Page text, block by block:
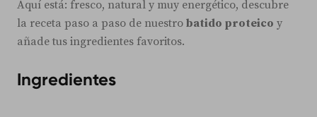
Aquí está: fresco, natural y muy energético, descubre
la receta paso a paso de nuestro batido proteico y
añade tus ingredientes favoritos.
Ingredientes